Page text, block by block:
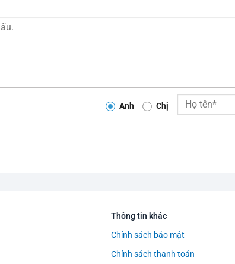
Anh Chị
Thông tin khác
Chính sách bảo mật
Chính sách thanh toán